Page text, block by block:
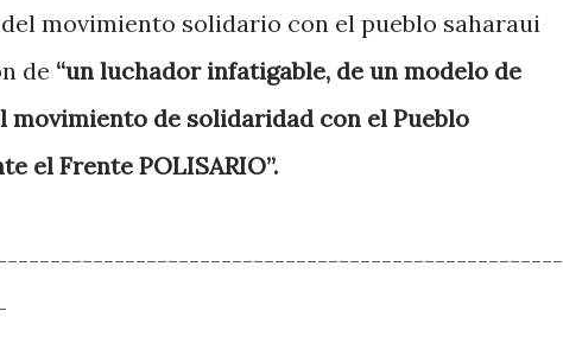
movimiento solidario con el pueblo saharaui
de “un luchador infatigable, de un modelo de
de solidaridad con el Pueblo
el Frente POLISARIO”.